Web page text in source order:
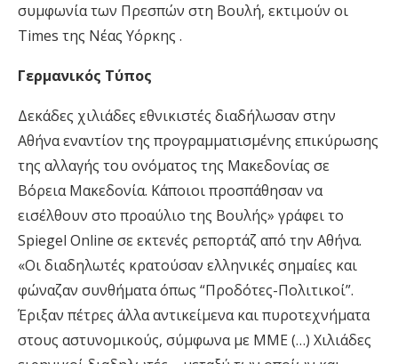
συμφωνία των Πρεσπών στη Βουλή, εκτιμούν οι
Times της Νέας Υόρκης .
Γερμανικός Τύπος
Δεκάδες χιλιάδες εθνικιστές διαδήλωσαν στην
Αθήνα εναντίον της προγραμματισμένης επικύρωσης
της αλλαγής του ονόματος της Μακεδονίας σε
Βόρεια Μακεδονία. Κάποιοι προσπάθησαν να
εισέλθουν στο προαύλιο της Βουλής» γράφει το
Spiegel Online σε εκτενές ρεπορτάζ από την Αθήνα.
«Οι διαδηλωτές κρατούσαν ελληνικές σημαίες και
φώναζαν συνθήματα όπως “Προδότες-Πολιτικοί”.
Έριξαν πέτρες άλλα αντικείμενα και πυροτεχνήματα
στους αστυνομικούς, σύμφωνα με ΜΜΕ (…) Xιλιάδες